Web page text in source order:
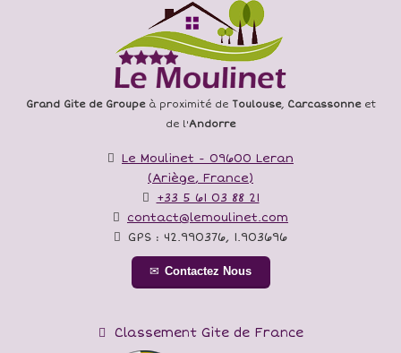
Grand Gite de Groupeà proximité de Toulouse, Carcassonneet
de l'Andorre
Le Moulinet - 09600 Leran
(Ariège, France)
+33 5 61 03 88 21
contact@lemoulinet.com
GPS : 42.990376, 1.903696
Contactez Nous
Classement Gite de France